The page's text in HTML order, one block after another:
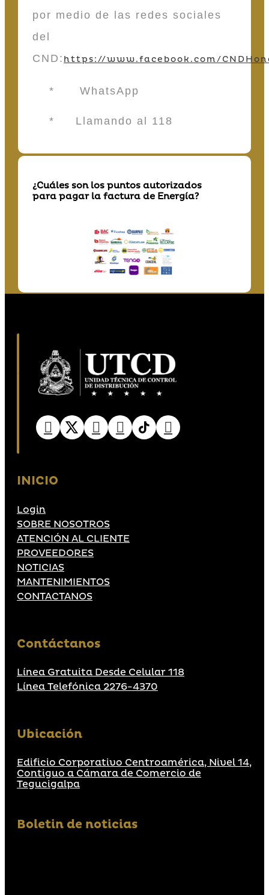
por medio de las redes sociales
del
CND: https://www.facebook.com/
* WhatsApp
* Llamando al 118
¿Cuáles son los puntos autorizados
para pagar la factura de Energía?
INICIO
Login
SOBRE NOSOTROS
ATENCIÓN AL CLIENTE
PROVEEDORES
NOTICIAS
MANTENIMIENTOS
CONTACTANOS
Contáctanos
Línea Gratuita Desde Celular 118
Línea Telefónica 2276-4370
Ubicación
Edificio Corporativo Centroamérica, Nivel 14,
Contiguo a Cámara de Comercio de
Tegucigalpa
Boletin de noticias